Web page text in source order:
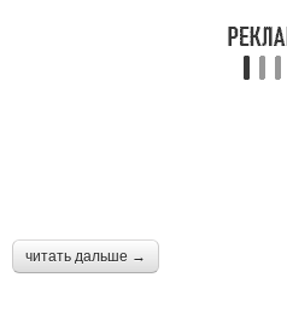
читать дальше →